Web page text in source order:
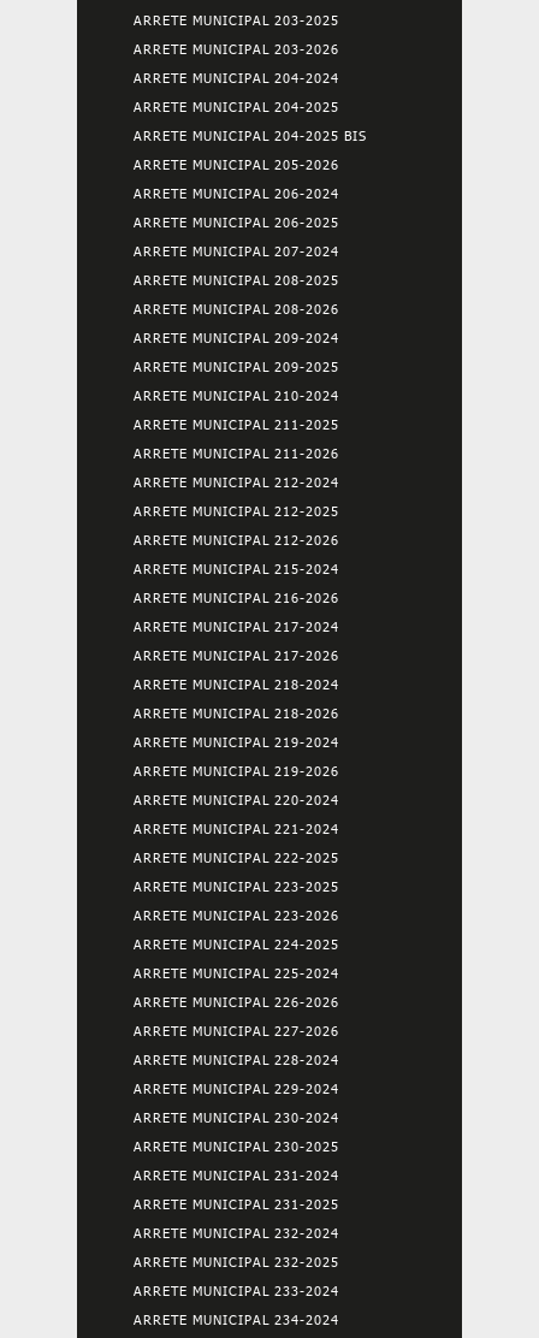
ARRETE MUNICIPAL 203-2025
ARRETE MUNICIPAL 203-2026
ARRETE MUNICIPAL 204-2024
ARRETE MUNICIPAL 204-2025
ARRETE MUNICIPAL 204-2025 BIS
ARRETE MUNICIPAL 205-2026
ARRETE MUNICIPAL 206-2024
ARRETE MUNICIPAL 206-2025
ARRETE MUNICIPAL 207-2024
ARRETE MUNICIPAL 208-2025
ARRETE MUNICIPAL 208-2026
ARRETE MUNICIPAL 209-2024
ARRETE MUNICIPAL 209-2025
ARRETE MUNICIPAL 210-2024
ARRETE MUNICIPAL 211-2025
ARRETE MUNICIPAL 211-2026
ARRETE MUNICIPAL 212-2024
ARRETE MUNICIPAL 212-2025
ARRETE MUNICIPAL 212-2026
ARRETE MUNICIPAL 215-2024
ARRETE MUNICIPAL 216-2026
ARRETE MUNICIPAL 217-2024
ARRETE MUNICIPAL 217-2026
ARRETE MUNICIPAL 218-2024
ARRETE MUNICIPAL 218-2026
ARRETE MUNICIPAL 219-2024
ARRETE MUNICIPAL 219-2026
ARRETE MUNICIPAL 220-2024
ARRETE MUNICIPAL 221-2024
ARRETE MUNICIPAL 222-2025
ARRETE MUNICIPAL 223-2025
ARRETE MUNICIPAL 223-2026
ARRETE MUNICIPAL 224-2025
ARRETE MUNICIPAL 225-2024
ARRETE MUNICIPAL 226-2026
ARRETE MUNICIPAL 227-2026
ARRETE MUNICIPAL 228-2024
ARRETE MUNICIPAL 229-2024
ARRETE MUNICIPAL 230-2024
ARRETE MUNICIPAL 230-2025
ARRETE MUNICIPAL 231-2024
ARRETE MUNICIPAL 231-2025
ARRETE MUNICIPAL 232-2024
ARRETE MUNICIPAL 232-2025
ARRETE MUNICIPAL 233-2024
ARRETE MUNICIPAL 234-2024